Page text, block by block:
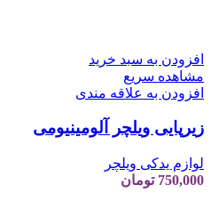
افزودن به سبد خرید
مشاهده سریع
افزودن به علاقه مندی
زیرپایی ویلچر آلومینیومی
لوازم یدکی ویلچر
750,000 تومان